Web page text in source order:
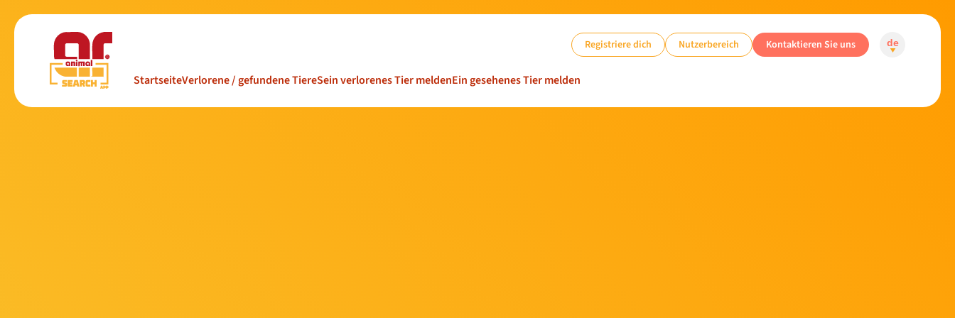
StartseiteVerlorene / gefundene TiereSein verlorenes Tier meldenEin gesehenes Tier melden
Registriere dich Nutzerbereich Kontaktieren Sie uns de